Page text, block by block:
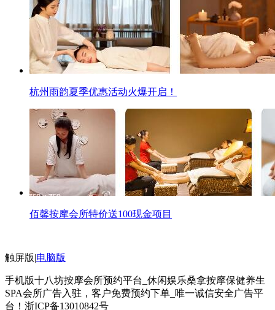
杭州雨韵夏季优惠活动火爆开启！
佰馨按摩会所特价送100现金项目
触屏版|电脑版
手机版十八坊按摩会所预约平台_休闲娱乐桑拿按摩保健养生
SPA会所广告入驻，客户免费预约下单_唯一诚信安全广告平
台！ 浙ICP备13010842号